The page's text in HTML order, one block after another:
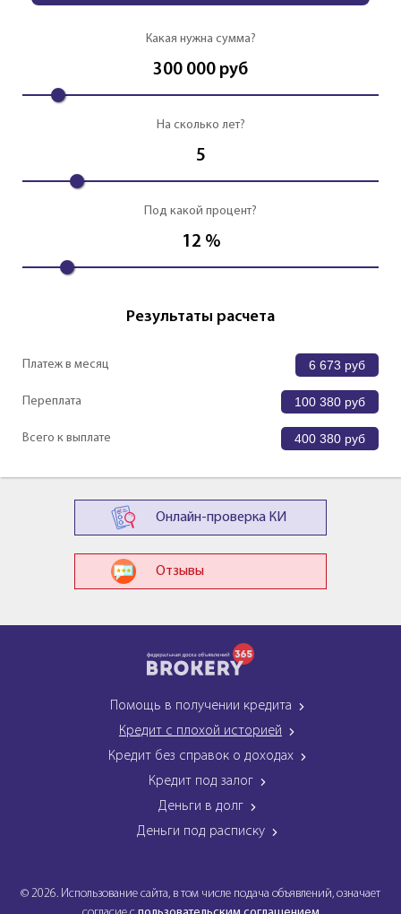
Какая нужна сумма?
300 000 руб
На сколько лет?
5
Под какой процент?
12 %
Результаты расчета
Платеж в месяц 6 673 руб
Переплата 100 380 руб
Всего к выплате 400 380 руб
Онлайн-проверка КИ
Отзывы
Помощь в получении кредита
Кредит с плохой историей
Кредит без справок о доходах
Кредит под залог
Деньги в долг
Деньги под расписку
© 2026. Использование сайта, в том числе подача объявлений, означает